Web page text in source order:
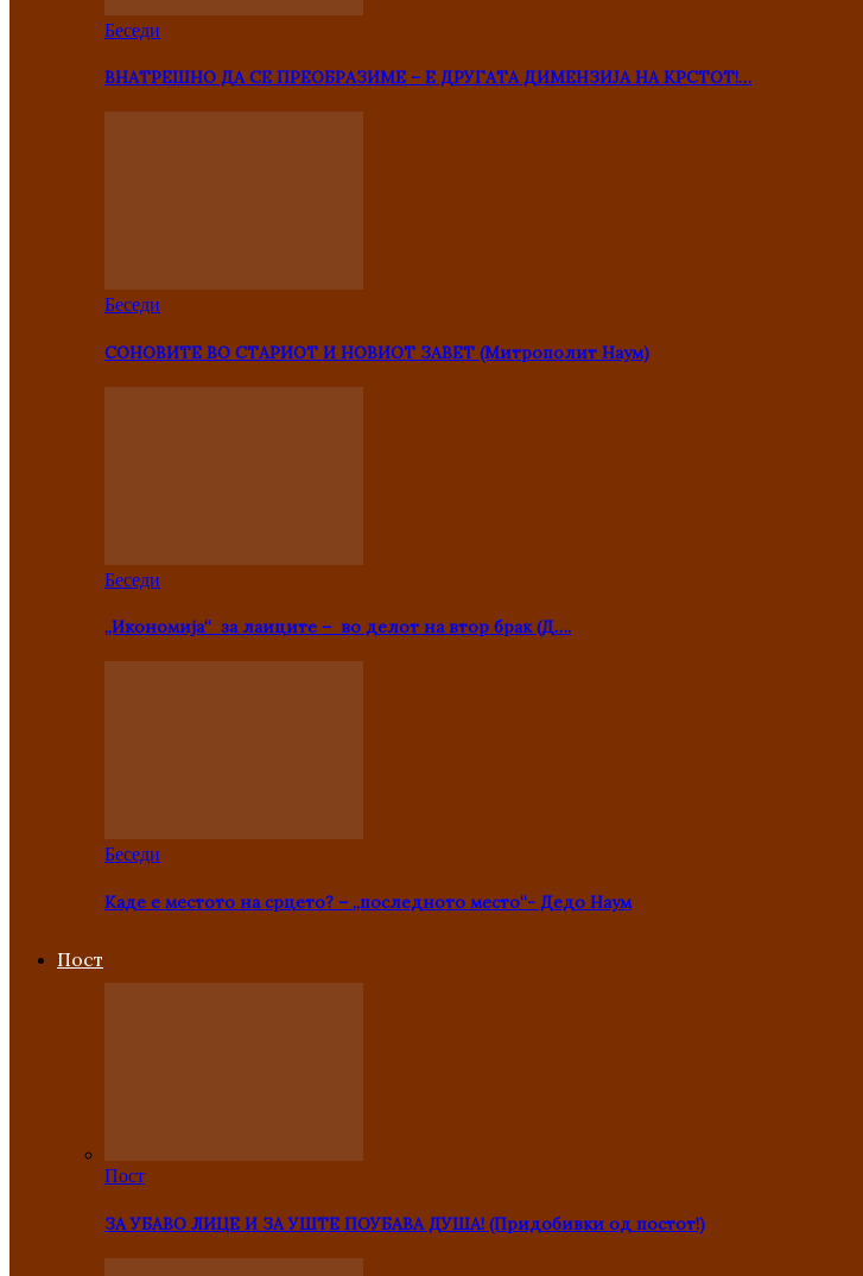
Беседи
ВНАТРЕШНО ДА СЕ ПРЕОБРАЗИМЕ – Е ДРУГАТА ДИМЕНЗИЈА НА КРСТОТ!…
Беседи
СОНОВИТЕ ВО СТАРИОТ И НОВИОТ ЗАВЕТ (Митрополит Наум)
Беседи
„Икономија“ за лаиците – во делот на втор брак (Д….
Беседи
Каде е местото на срцето? – „последното место“- Дедо Наум
Пост
Пост
ЗА УБАВО ЛИЦЕ И ЗА УШТЕ ПОУБАВА ДУША! (Придобивки од постот!)